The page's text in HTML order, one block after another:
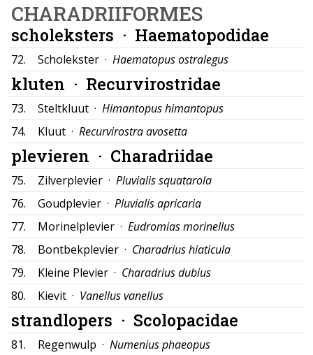
CHARADRIIFORMES
scholeksters · Haematopodidae
72. Scholekster · Haematopus ostralegus
kluten · Recurvirostridae
73. Steltkluut · Himantopus himantopus
74.
Kluut · Recurvirostra avosetta
plevieren · Charadriidae
75. Zilverplevier · Pluvialis squatarola
76.
Goudplevier · Pluvialis apricaria
77.
Morinelplevier · Eudromias morinellus
78.
Bontbekplevier · Charadrius hiaticula
79.
Kleine Plevier · Charadrius dubius
80.
Kievit · Vanellus vanellus
strandlopers · Scolopacidae
81. Regenwulp · Numenius phaeopus